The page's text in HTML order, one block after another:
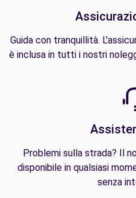
Guida con tranquillità.
è inclusa in tutti i nostri
Problemi sulla strada? Il
disponibile in qualsiasi
senza